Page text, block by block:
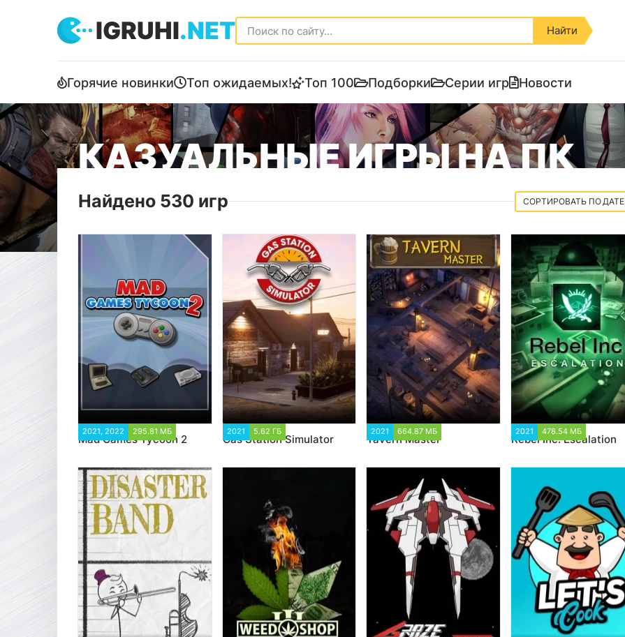
IGRUHI.NET Найти
Горячие новинки Топ ожидаемых! Топ 100 Подборки Серии игр Новости
КАЗУАЛЬНЫЕ ИГРЫ НА ПК
Найдено 530 игр ДАТЕ
2021, 2022 295.81 МБ
Mad Games Tycoon 2
2021 5.62 ГБ
Gas Station Simulator
2021 664.87 МБ
Tavern Master
2021 478.54 МБ
Rebel Inc: Escalation